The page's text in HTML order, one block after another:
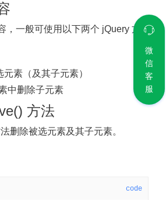
，一般可使用以下两个 jQuery 方
素（及其子元素）
中删除子元素
方法
删除被选元素及其子元素。
code
微
信
客
服